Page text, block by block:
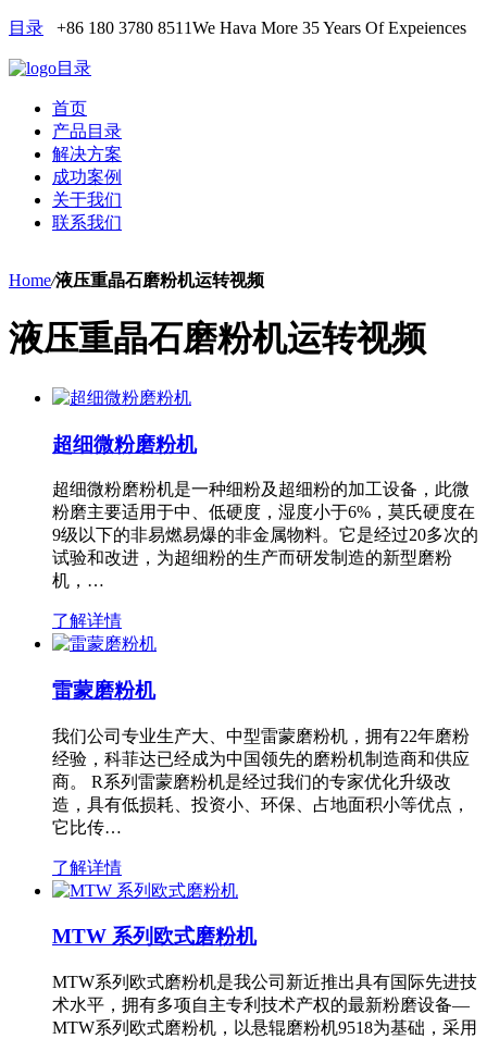
目录 +86 180 3780 8511We Hava More 35 Years Of Expeiences
目录
首页
产品目录
解决方案
成功案例
关于我们
联系我们
Home/液压重晶石磨粉机运转视频
液压重晶石磨粉机运转视频
超细微粉磨粉机
超细微粉磨粉机是一种细粉及超细粉的加工设备，此微
粉磨主要适用于中、低硬度，湿度小于6%，莫氏硬度在
9级以下的非易燃易爆的非金属物料。它是经过20多次的
试验和改进，为超细粉的生产而研发制造的新型磨粉
机，…
了解详情
雷蒙磨粉机
我们公司专业生产大、中型雷蒙磨粉机，拥有22年磨粉
经验，科菲达已经成为中国领先的磨粉机制造商和供应
商。 R系列雷蒙磨粉机是经过我们的专家优化升级改
造，具有低损耗、投资小、环保、占地面积小等优点，
它比传…
了解详情
MTW 系列欧式磨粉机
MTW系列欧式磨粉机是我公司新近推出具有国际先进技
术水平，拥有多项自主专利技术产权的最新粉磨设备—
MTW系列欧式磨粉机，以悬辊磨粉机9518为基础，采用